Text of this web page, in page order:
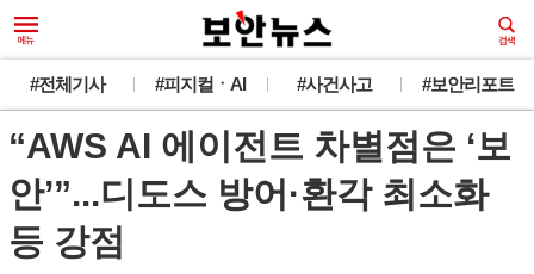
#전체기사 #피지컬ㆍAI #사건사고 #보안리포트
“AWS AI 에이전트 차별점은 ‘보
안’”...디도스 방어·환각 최소화
등 강점